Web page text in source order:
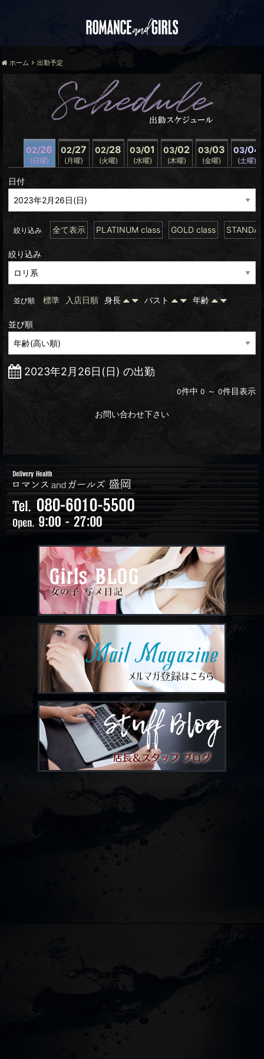
ホーム 出勤予定
02/26
(日曜)
02/27
(月曜)
02/28
(火曜)
03/01
(水曜)
03/02
(木曜)
03/03
(金曜)
03/04
(土曜)
日付
絞り込み 全て表示 PLATINUM class GOLD class
絞り込み
並び順 標準 入店日順 身長 バスト 年齢
並び順
2023年2月26日(日) の出勤
0件中 0 ～ 0件目表示
お問い合わせ下さい